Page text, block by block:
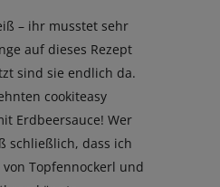
– ihr musstet sehr
auf dieses Rezept
sind sie endlich da.
cookiteasy
Erdbeersauce! Wer
schließlich, dass ich
Topfennockerl und